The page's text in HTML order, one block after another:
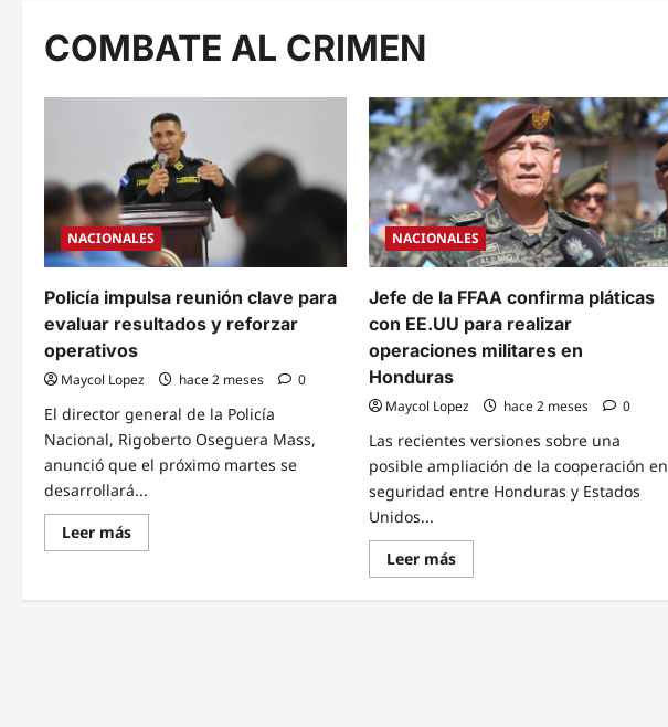
COMBATE AL CRIMEN
NACIONALES
Policía impulsa reunión clave para
evaluar resultados y reforzar
operativos
Maycol Lopez hace 2 meses 0
El director general de la Policía
Nacional, Rigoberto Oseguera Mass,
anunció que el próximo martes se
desarrollará...
Leer másRead
more
NACIONALES
Jefe de la FFAA confirma pláticas
con EE.UU para realizar
operaciones militares en
Honduras
Maycol Lopez hace 2 meses 0
Las recientes versiones sobre una
posible ampliación de la cooperación en
seguridad entre Honduras y Estados
Unidos...
Leer másRead
more
Jefe